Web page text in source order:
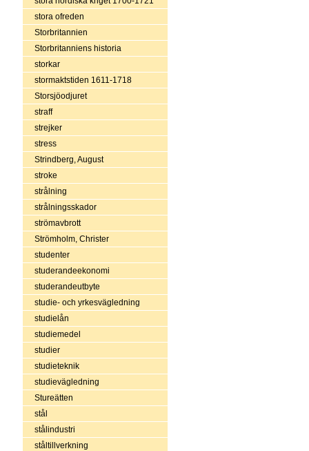
stora ofreden
Storbritannien
Storbritanniens historia
storkar
stormaktstiden 1611-1718
Storsjöodjuret
straff
strejker
stress
Strindberg, August
stroke
strålning
strålningsskador
strömavbrott
Strömholm, Christer
studenter
studerandeekonomi
studerandeutbyte
studie- och yrkesvägledning
studielån
studiemedel
studier
studieteknik
studievägledning
Stureätten
stål
stålindustri
ståltillverkning